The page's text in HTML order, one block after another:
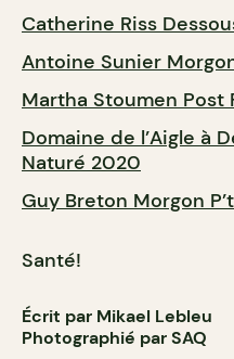
Catherine Riss
Antoine Sunier
Martha Stoumen Post
Domaine de l’Aigle à
Naturé 2020
Guy Breton Morgon
Santé!
Écrit par Mikael Lebleu
Photographié par SAQ